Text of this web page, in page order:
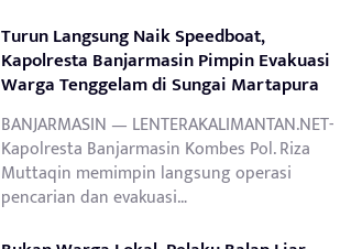
Turun Langsung Naik Speedboat,
Kapolresta Banjarmasin Pimpin Evakuasi
Warga Tenggelam di Sungai Martapura
BANJARMASIN — LENTERAKALIMANTAN.NET-
Kapolresta Banjarmasin Kombes Pol. Riza
Muttaqin memimpin langsung operasi
pencarian dan evakuasi…